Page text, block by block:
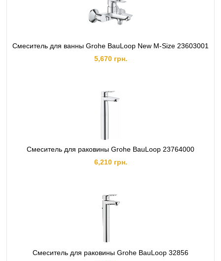
Смеситель для ванны Grohe BauLoop New M-Size 23603001
5,670 грн.
Смеситель для раковины Grohe BauLoop 23764000
6,210 грн.
Cмеситель для раковины Grohe BauLoop 32856